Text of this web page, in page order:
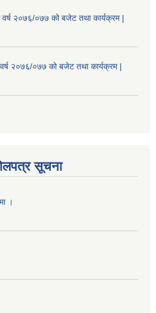
२०७६/०७७ को बजेट तथा कार्यक्रम |
२०७६/०७७ को बजेट तथा कार्यक्रम |
सूचना
।